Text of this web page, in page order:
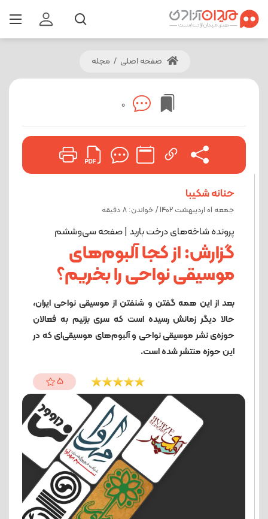
صفحه اصلی / مجله
0
حنانه شکیبا
جمعه 01 اردیبهشت 1402 / خواندن: 8 دقیقه
پرونده شاخه‌های درخت باربد | صفحه سی‌وششم
گزارش: از کجا آلبوم‌های
موسیقی نواحی را بخریم؟
بعد از این همه گفتن و شنفتن از موسیقی نواحی ایران،
حالا دیگر زمانش رسیده است که سری بزنیم به فعالان
حوزه‌ی نشر موسیقی نواحی و آلبوم‌های موسیقی‌ای که در
این حوزه منتشر شده است.
5